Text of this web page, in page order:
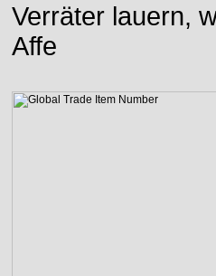
Verräter lauern,
Affe